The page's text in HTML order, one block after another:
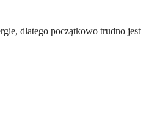
dlatego początkowo trudno jest